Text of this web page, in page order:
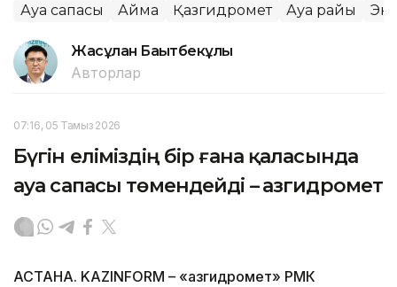
Ауа сапасы Аймақ Қазгидромет Ауа райы
Жасұлан Бақытбекұлы
Авторлар
07:16, 05 Тамыз 2026
Бүгін еліміздің бір ғана қаласында
ауа сапасы төмендейді – Қазгидромет
АСТАНА. KAZINFORM – «Қазгидромет» РМК